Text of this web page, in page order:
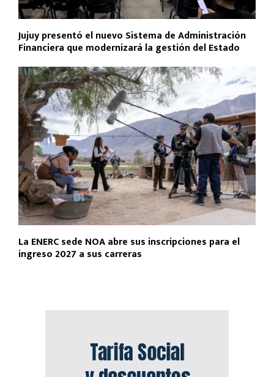
Jujuy presentó el nuevo Sistema de Administración
Financiera que modernizará la gestión del Estado
La ENERC sede NOA abre sus inscripciones para el
ingreso 2027 a sus carreras